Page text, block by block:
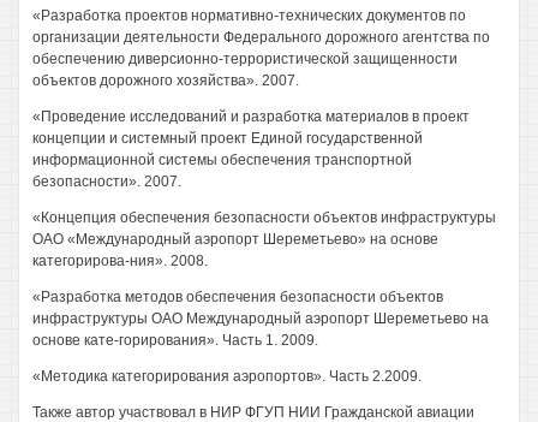
«Разработка проектов нормативно-технических документов по
организации деятельности Федерального дорожного агентства по
обеспечению диверсионно-террористической защищенности
объектов дорожного хозяйства». 2007.
«Проведение исследований и разработка материалов в проект
концепции и системный проект Единой государственной
информационной системы обеспечения транспортной
безопасности». 2007.
«Концепция обеспечения безопасности объектов инфраструктуры
ОАО «Международный аэропорт Шереметьево» на основе
категорирова-ния». 2008.
«Разработка методов обеспечения безопасности объектов
инфраструктуры ОАО Международный аэропорт Шереметьево на
основе кате-горирования». Часть 1. 2009.
«Методика категорирования аэропортов». Часть 2.2009.
Также автор участвовал в НИР ФГУП НИИ Гражданской авиации